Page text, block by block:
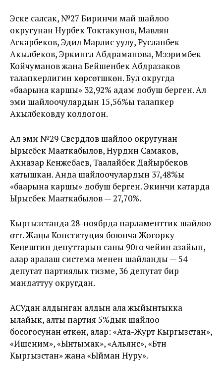
Эске салсак, №27 Биринчи май шайлоо
округунан Нурбек Токтакунов, Мавлян
Аскарбеков, Эдил Марлис уулу, Русланбек
Акылбеков, Эркингүл Абдраманова, Мээримбек
Койчуманов жана Бейшенбек Абдразаков
талапкерлигин көрсөтүшкөн. Бул округда
«баарына каршы» 32,92% адам добуш берген. Ал
эми шайлоочулардын 15,56%ы талапкер
Акылбековду колдогон.
Ал эми №29 Свердлов шайлоо округунан
Ырысбек Мааткабылов, Нурдин Самаков,
Акназар Кенжебаев, Таалайбек Дайырбеков
катышкан. Анда шайлоочулардын 37,48%ы
«баарына каршы» добуш берген. Экинчи катарда
Ырысбек Мааткабылов — 27,70%.
Кыргызстанда 28-ноябрда парламенттик шайлоо
өттү. Жаңы Конституция боюнча Жогорку
Кеңештин депуттарын саны 90го чейин азайып,
алар аралаш система менен шайланды — 54
депутат партиялык тизме, 36 депутат бир
мандаттуу округдан.
АСУдан алдынган алдын ала жыйынтыкка
ылайык, алты партия 5%дык шайлоо
босогосунан өткөн, алар: «Ата-Журт Кыргызстан»,
«Ишеним», «Ынтымак», «Альянс», «Бүтүн
Кыргызстан» жана «Ыйман Нуру».